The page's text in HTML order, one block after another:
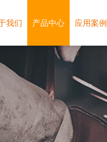
我们 产品中心 应用案例